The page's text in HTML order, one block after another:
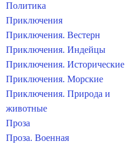
Политика
Приключения
Приключения. Вестерн
Приключения. Индейцы
Приключения. Исторические
Приключения. Морские
Приключения. Природа и
животные
Проза
Проза. Военная